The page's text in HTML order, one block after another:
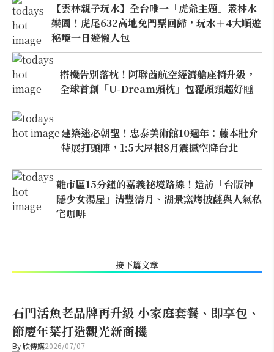
【雲林親子玩水】全台唯一「虎爺主題」叢林水
樂園！虎尾632高地免門票回歸，玩水＋4大順遊
秘境一日遊懶人包
搭機告別落枕！阿聯酋航空經濟艙座椅升級，
全球首創「U-Dream頭枕」包覆頭頸超好睡
建築迷必朝聖！忠泰美術館10週年：藤本壯介
特展打頭陣，1:5大屋根8月震撼空降台北
離市區15分鐘的嘉義祕境路線！造訪「台版神
隱少女湯屋」清豐濤月、湖景窯烤披薩與人氣私
宅咖啡
接下篇文章
石門活魚老品牌再升級 小家庭套餐、即享包、
節慶年菜打造觀光新商機
By欣傳媒2026/07/07